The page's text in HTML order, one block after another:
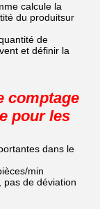
calcule la
du produitsur
de
et définir la
comptage
pour les
dans le
min
pas de déviation